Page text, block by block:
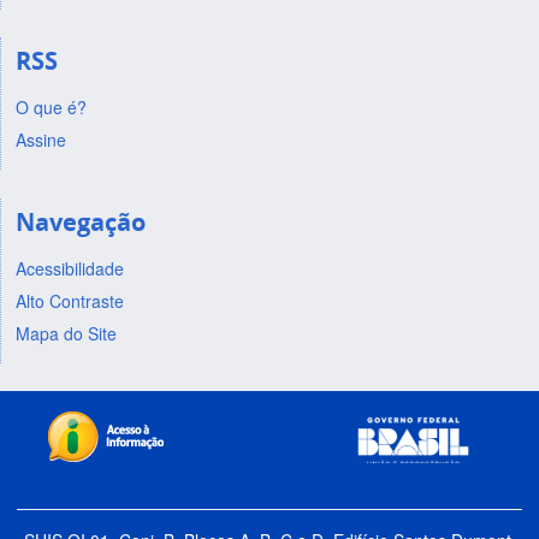
RSS
O que é?
Assine
Navegação
Acessibilidade
Alto Contraste
Mapa do Site